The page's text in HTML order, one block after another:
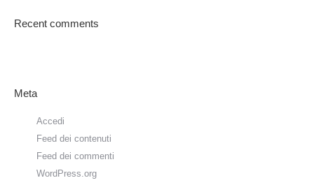
Recent comments
Meta
Accedi
Feed dei contenuti
Feed dei commenti
WordPress.org